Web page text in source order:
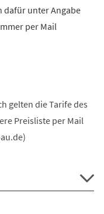
dafür unter Angabe
per Mail
gelten die Tarife des
Preisliste per Mail